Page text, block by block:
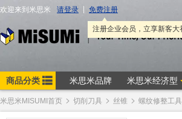
米思米MISUMI首页 切削刀具 丝锥 螺纹修整工具